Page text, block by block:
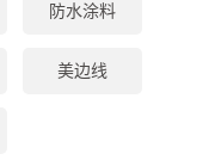
防水涂料
美边线